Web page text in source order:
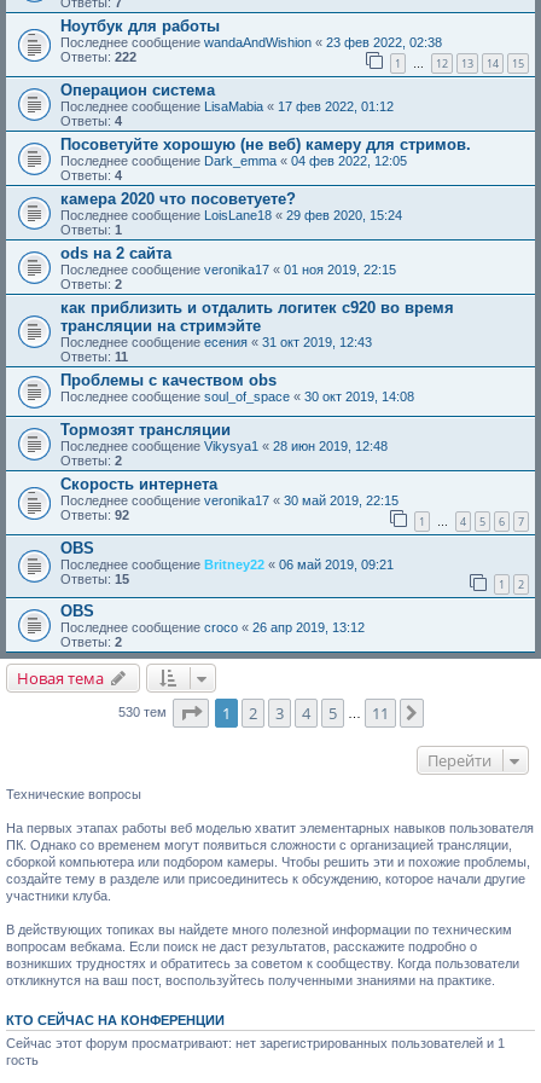
Ноутбук для работы
Последнее сообщение wandaAndWishion « 23 фев 2022, 02:38
Ответы: 222 1 … 12 13 14 15
Операцион система
Последнее сообщение LisaMabia « 17 фев 2022, 01:12
Ответы: 4
Посоветуйте хорошую (не веб) камеру для стримов.
Последнее сообщение Dark_emma « 04 фев 2022, 12:05
Ответы: 4
камера 2020 что посоветуете?
Последнее сообщение LoisLane18 « 29 фев 2020, 15:24
Ответы: 1
ods на 2 сайта
Последнее сообщение veronika17 « 01 ноя 2019, 22:15
Ответы: 2
как приблизить и отдалить логитек с920 во время
трансляции на стримэйте
Последнее сообщение есения « 31 окт 2019, 12:43
Ответы: 11
Проблемы с качеством obs
Последнее сообщение soul_of_space « 30 окт 2019, 14:08
Тормозят трансляции
Последнее сообщение Vikysya1 « 28 июн 2019, 12:48
Ответы: 2
Скорость интернета
Последнее сообщение veronika17 « 30 май 2019, 22:15
Ответы: 92 1 … 4 5 6 7
OBS
Последнее сообщение Britney22 « 06 май 2019, 09:21
Ответы: 15 1 2
OBS
Последнее сообщение croco « 26 апр 2019, 13:12
Ответы: 2
Новая тема
530 тем Страница1 из
1 2 3 4 5 11
Перейти
Технические вопросы
На первых этапах работы веб моделью хватит элементарных навыков пользователя
ПК. Однако со временем могут появиться сложности с организацией трансляции,
сборкой компьютера или подбором камеры. Чтобы решить эти и похожие проблемы,
создайте тему в разделе или присоединитесь к обсуждению, которое начали другие
участники клуба.
В действующих топиках вы найдете много полезной информации по техническим
вопросам вебкама. Если поиск не даст результатов, расскажите подробно о
возникших трудностях и обратитесь за советом к сообществу. Когда пользователи
откликнутся на ваш пост, воспользуйтесь полученными знаниями на практике.
КТО СЕЙЧАС НА КОНФЕРЕНЦИИ
Сейчас этот форум просматривают: нет зарегистрированных пользователей и 1
гость